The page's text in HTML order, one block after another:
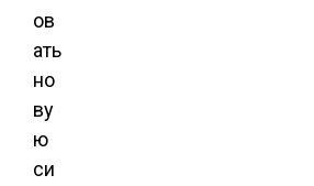
ов
ать
но
ву
ю
си